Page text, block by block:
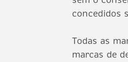
concedidos
Todas as
marcas de